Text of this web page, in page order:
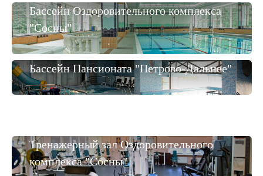
Бассейн Оздоровительного комплекса
"Сосны"
Бассейн Пансионата "Петрово-Дальнее"
Тренажерный зал Оздоровительного
комплекса "Сосны"